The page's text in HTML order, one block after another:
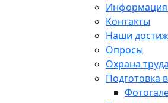
Информация
Контакты
Наши
Опросы
Охрана
Подготовка